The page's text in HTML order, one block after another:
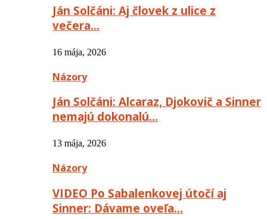
Ján Solčáni: Aj človek z ulice z
večera…
16 mája, 2026
Názory
Ján Solčáni: Alcaraz, Djokovič a Sinner
nemajú dokonalú…
13 mája, 2026
Názory
VIDEO Po Sabalenkovej útočí aj
Sinner: Dávame oveľa…